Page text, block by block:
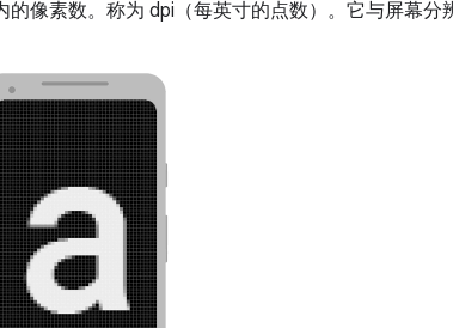
的像素数。称为 dpi（每英寸的点数）。它与屏幕分